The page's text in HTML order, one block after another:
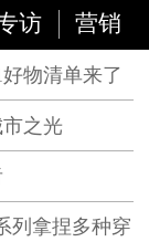
访 营销
物清单来了
之光
列拿捏多种穿